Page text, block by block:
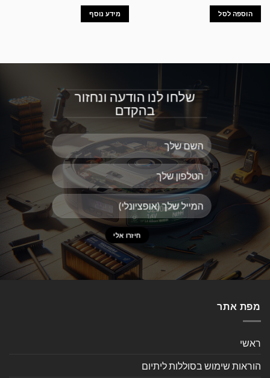
הוספה לסל מידע נוסף
שלחו לנו הודעה ונחזור
בהקדם
מפת אתר
ראשי
הוראות שימוש בסוללות ליתיום